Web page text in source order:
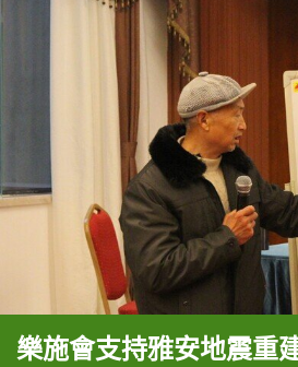
樂施會支持雅安地震重